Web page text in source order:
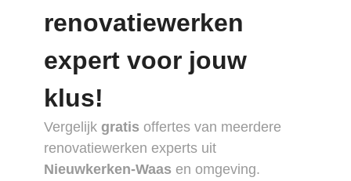
renovatiewerken
expert voor jouw
klus!
Vergelijk gratis offertes van meerdere
renovatiewerken experts uit
Nieuwkerken-Waas en omgeving.